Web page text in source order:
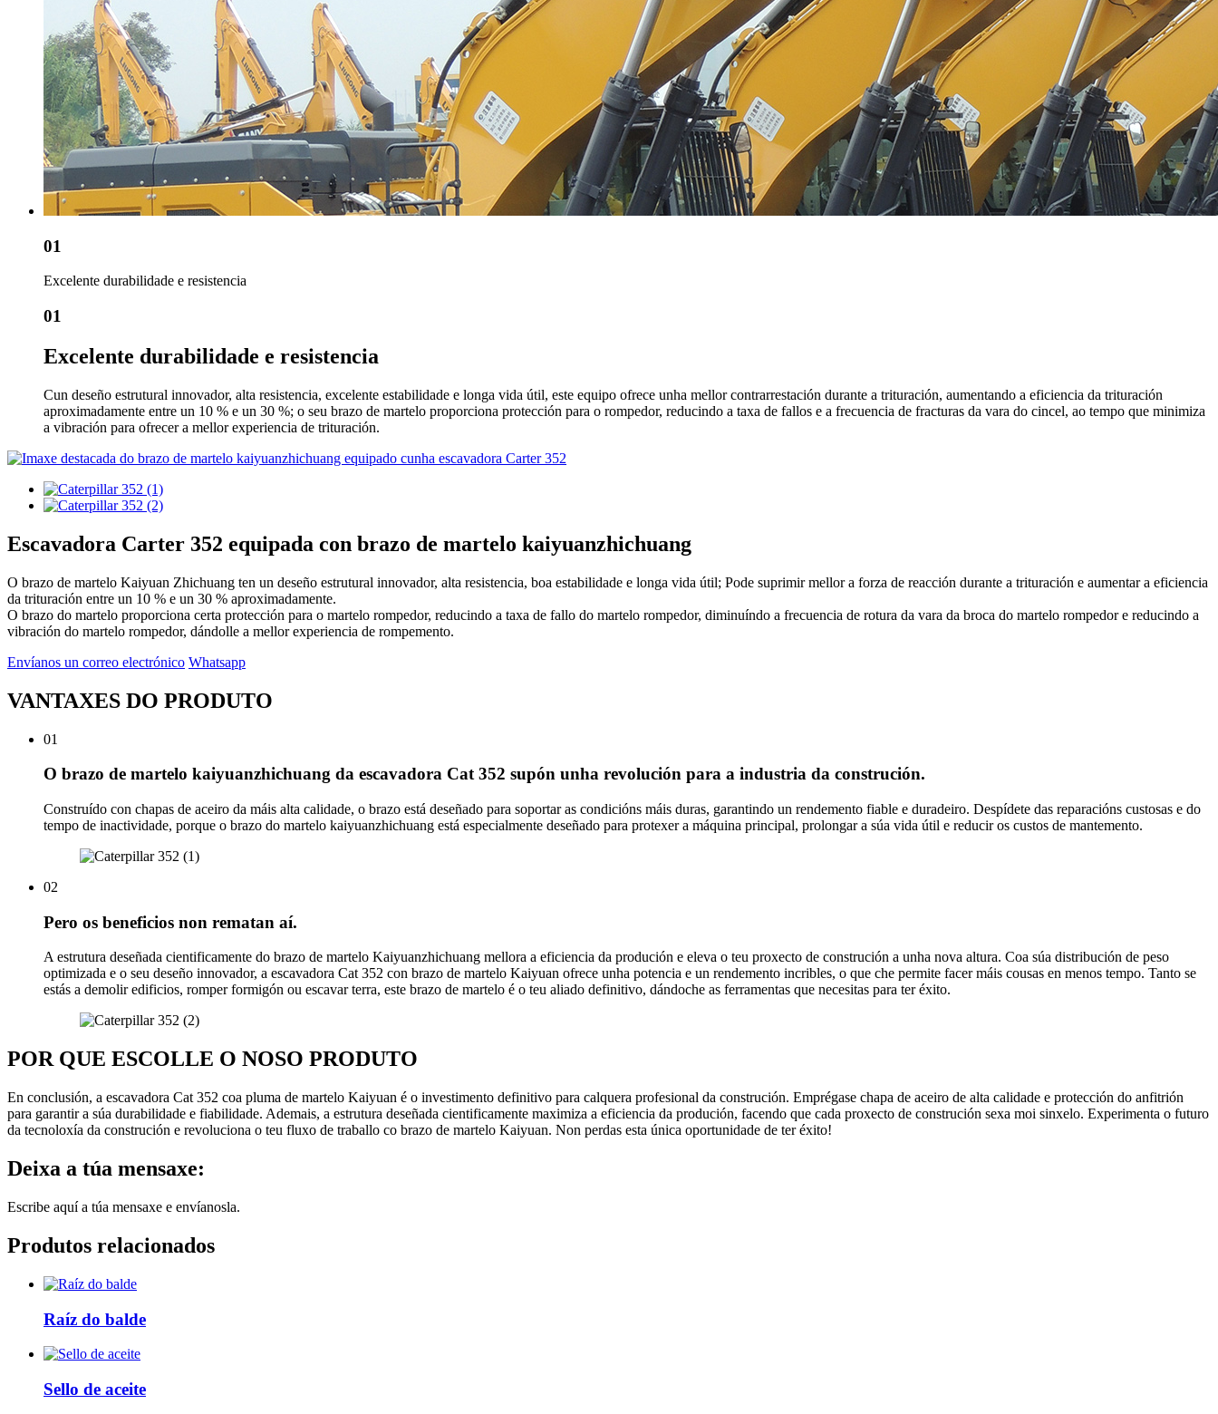
01
Excelente durabilidade e resistencia
01
Excelente durabilidade e resistencia
Cun deseño estrutural innovador, alta resistencia, excelente estabilidade e longa vida útil, este equipo ofrece unha mellor contrarrestación durante a trituración, aumentando a eficiencia da trituración
aproximadamente entre un 10 % e un 30 %; o seu brazo de martelo proporciona protección para o rompedor, reducindo a taxa de fallos e a frecuencia de fracturas da vara do cincel, ao tempo que minimiza
a vibración para ofrecer a mellor experiencia de trituración.
Escavadora Carter 352 equipada con brazo de martelo kaiyuanzhichuang
O brazo de martelo Kaiyuan Zhichuang ten un deseño estrutural innovador, alta resistencia, boa estabilidade e longa vida útil; Pode suprimir mellor a forza de reacción durante a trituración e aumentar a eficiencia
da trituración entre un 10 % e un 30 % aproximadamente.
O brazo do martelo proporciona certa protección para o martelo rompedor, reducindo a taxa de fallo do martelo rompedor, diminuíndo a frecuencia de rotura da vara da broca do martelo rompedor e reducindo a
vibración do martelo rompedor, dándolle a mellor experiencia de rompemento.
Envíanos un correo electrónico Whatsapp
VANTAXES DO PRODUTO
01
O brazo de martelo kaiyuanzhichuang da escavadora Cat 352 supón unha revolución para a industria da construción.
Construído con chapas de aceiro da máis alta calidade, o brazo está deseñado para soportar as condicións máis duras, garantindo un rendemento fiable e duradeiro. Despídete das reparacións custosas e do
tempo de inactividade, porque o brazo do martelo kaiyuanzhichuang está especialmente deseñado para protexer a máquina principal, prolongar a súa vida útil e reducir os custos de mantemento.
02
Pero os beneficios non rematan aí.
A estrutura deseñada cientificamente do brazo de martelo Kaiyuanzhichuang mellora a eficiencia da produción e eleva o teu proxecto de construción a unha nova altura. Coa súa distribución de peso
optimizada e o seu deseño innovador, a escavadora Cat 352 con brazo de martelo Kaiyuan ofrece unha potencia e un rendemento incribles, o que che permite facer máis cousas en menos tempo. Tanto se
estás a demolir edificios, romper formigón ou escavar terra, este brazo de martelo é o teu aliado definitivo, dándoche as ferramentas que necesitas para ter éxito.
POR QUE ESCOLLE O NOSO PRODUTO
En conclusión, a escavadora Cat 352 coa pluma de martelo Kaiyuan é o investimento definitivo para calquera profesional da construción. Emprégase chapa de aceiro de alta calidade e protección do anfitrión
para garantir a súa durabilidade e fiabilidade. Ademais, a estrutura deseñada cientificamente maximiza a eficiencia da produción, facendo que cada proxecto de construción sexa moi sinxelo. Experimenta o futuro
da tecnoloxía da construción e revoluciona o teu fluxo de traballo co brazo de martelo Kaiyuan. Non perdas esta única oportunidade de ter éxito!
Deixa a túa mensaxe:
Escribe aquí a túa mensaxe e envíanosla.
Produtos relacionados
Raíz do balde
Sello de aceite